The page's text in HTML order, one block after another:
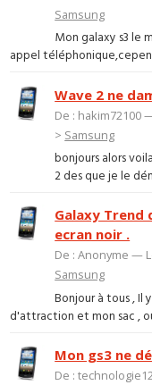
Samsung
Mon galaxy s3 le
appel
Wave 2 ne
De : hakim72100
> Samsung
bonjours alors
2 des que je le
Galaxy Trend
ecran noir .
De : Anonyme —
Samsung
Bonjour à tous , Il
d'attraction et mon sac ,
Mon gs3 ne
De :